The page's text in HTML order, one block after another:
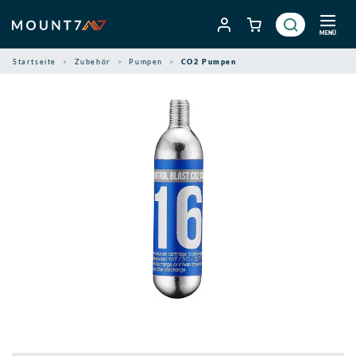
Inhalt
springen
MENÜ
Startseite Zubehör Pumpen CO2 Pumpen